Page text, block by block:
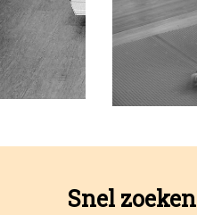
Snel zoeken